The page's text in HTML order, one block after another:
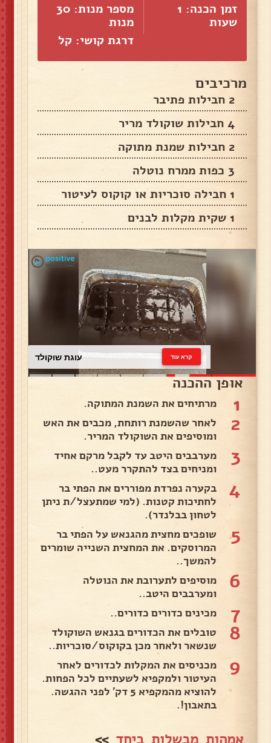
זמן הכנה: 1
שעות
מספר מנות: 30
מנות
דרגת קושי: קל
מרכיבים
2 חבילות פתיבר
4 חבילות שוקולד מריר
2 חבילות שמנת מתוקה
3 כפות ממרח נוטלה
1 חבילה סוכריות או קוקוס לעיטור
1 שקית מקלות לבנים
עוגת שוקולד קרא עוד
אופן ההכנה
1 מרתיחים את השמנת המתוקה.
2
לאחר שהשמנת רותחת, מכבים את האש
ומוסיפים את השוקולד המריר.
3
מערבבים היטב עד לקבל מרקם אחיד
ומניחים בצד להתקרר מעט..
4
בקערה נפרדת מפוררים את הפתי בר
לחתיכות קטנות. (למי שמתעצל/ת ניתן
לטחון בבלנדר).
5
שופכים מחצית מהגנאש על הפתי בר
המרוסקים. את המחצית השנייה שומרים
להמשך..
6
מוסיפים לתערובת את הנוטלה
ומערבבים היטב..
7 מכינים כדורים כדורים..
8
טובלים את הכדורים בגנאש השוקולד
שנשאר ולאחר מכן בקוקוס/סוכריות..
9
מכניסים את המקלות לכדורים לאחר
העיטור ולמקפיא לשעתיים לכל הפחות.
להוציא מהמקפיא 5 דק' לפני ההגשה.
בתאבון!.